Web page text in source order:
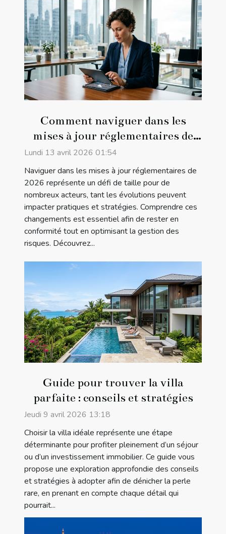
Comment naviguer dans les
mises à jour réglementaires de
2026 ?
Lundi 13 avril 2026 01:54
Naviguer dans les mises à jour réglementaires de
2026 représente un défi de taille pour de
nombreux acteurs, tant les évolutions peuvent
impacter pratiques et stratégies. Comprendre ces
changements est essentiel afin de rester en
conformité tout en optimisant la gestion des
risques. Découvrez...
Guide pour trouver la villa
parfaite : conseils et stratégies
Jeudi 9 avril 2026 13:18
Choisir la villa idéale représente une étape
déterminante pour profiter pleinement d’un séjour
ou d’un investissement immobilier. Ce guide vous
propose une exploration approfondie des conseils
et stratégies à adopter afin de dénicher la perle
rare, en prenant en compte chaque détail qui
pourrait...